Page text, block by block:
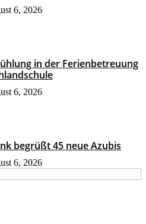
6, 2026
in der Ferienbetreuung
6, 2026
begrüßt 45 neue Azubis
6, 2026